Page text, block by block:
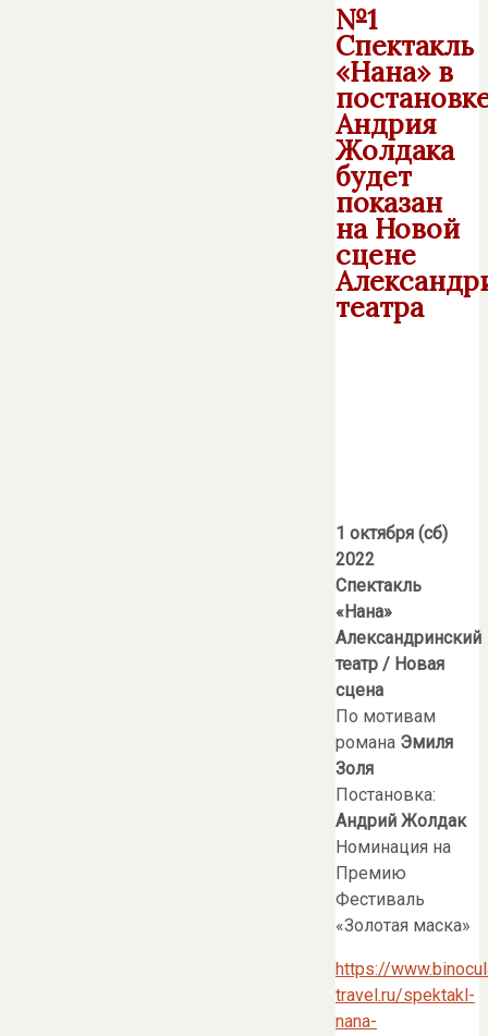
№1
Спектакль
«Нана» в
Андрия
Жолдака
будет
показан
на Новой
сцене
театра
1 октября (сб)
2022
Спектакль
«Нана»
Александринский
театр / Новая
сцена
По мотивам
романа Эмиля
Золя
Постановка:
Андрий Жолдак
Номинация на
Премию
Фестиваль
«Золотая маска»
https://
travel.ru/spektakl-
nana-